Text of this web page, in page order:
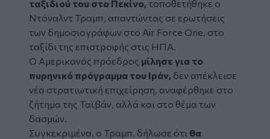
ταξιδιού του στο Πεκίνο,τοποθετήθηκε ο
Ντόναλντ Τραμπ, απαντώντας σε ερωτήσεις
των δημοσιογράφων στο Air Force One, στο
ταξίδι της επιστροφής στις ΗΠΑ.
Ο Αμερικανός πρόεδρος μίλησε για το
πυρηνικό πρόγραμμα του Ιράν, δεν απέκλεισε
νέα στρατιωτική επιχείρηση, αναφέρθηκε στο
ζήτημα της Ταϊβάν, αλλά και στο θέμα των
δασμών.
Συγκεκριμένα, ο Τραμπ, δήλωσε ότι θα